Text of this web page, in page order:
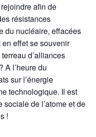
afin de
résistances
du nucléaire, effacées
effet se souvenir
d’alliances
A l’heure du
sur l’énergie
technologique. Il est
sociale de l’atome et de
!